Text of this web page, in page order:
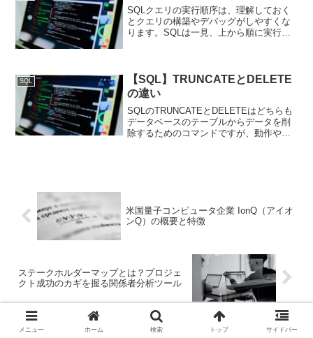
SQLクエリの実行順序は、理解しておく
とクエリの構築やデバッグがしやすくな
ります。SQLは一見、上から順に実行さ
いて詳しく解説しま...
SQL
【SQL】TRUNCATEとDELETE
の違い
SQLのTRUNCATEとDELETEはどちらも
データベースのテーブルからデータを削
除するためのコマンドですが、動作や用
米国量子コンピュータ企業 IonQ（アイオ
ンQ）の概要と特徴
ステークホルダーマップとは？プロジェ
クト成功のカギを握る関係者分析ツール
ホーム AWS
メニュー ホーム 検索 トップ サイドバー